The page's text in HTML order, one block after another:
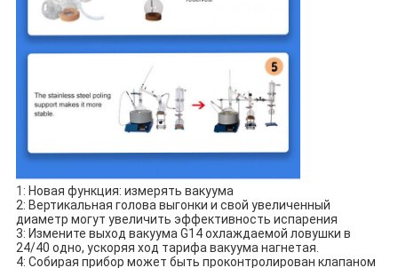
1: Новая функция: измерять вакуума
2: Вертикальная голова выгонки и свой увеличенный
диаметр могут увеличить эффективность испарения
3: Измените выход вакуума G14 охлаждаемой ловушки в
24/40 одно, ускоряя ход тарифа вакуума нагнетая.
4: Собирая прибор может быть проконтролирован клапаном